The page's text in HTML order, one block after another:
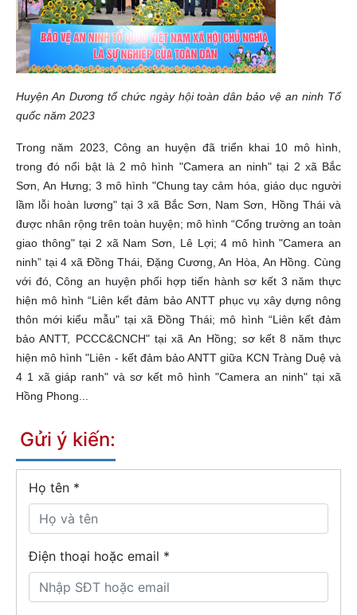
Huyện An Dương tổ chức ngày hội toàn dân bảo vệ an ninh Tổ
quốc năm 2023
Trong năm 2023, Công an huyện đã triển khai 10 mô hình,
trong đó nổi bật là 2 mô hình "Camera an ninh" tại 2 xã Bắc
Sơn, An Hưng; 3 mô hình "Chung tay cảm hóa, giáo dục người
lầm lỗi hoàn lương" tại 3 xã Bắc Sơn, Nam Sơn, Hồng Thái và
được nhân rộng trên toàn huyện; mô hình “Cổng trường an toàn
giao thông" tại 2 xã Nam Sơn, Lê Lợi; 4 mô hình "Camera an
ninh” tại 4 xã Đồng Thái, Đặng Cương, An Hòa, An Hồng. Cùng
với đó, Công an huyện phối hợp tiến hành sơ kết 3 năm thực
hiện mô hình “Liên kết đảm bảo ANTT phục vụ xây dựng nông
thôn mới kiểu mẫu" tại xã Đồng Thái; mô hình “Liên kết đảm
bảo ANTT, PCCC&CNCH" tại xã An Hồng; sơ kết 8 năm thực
hiện mô hình "Liên - kết đảm bảo ANTT giữa KCN Tràng Duệ và
4 1 xã giáp ranh" và sơ kết mô hình "Camera an ninh" tại xã
Hồng Phong...
Gửi ý kiến:
Họ tên *
Điện thoại hoặc email *